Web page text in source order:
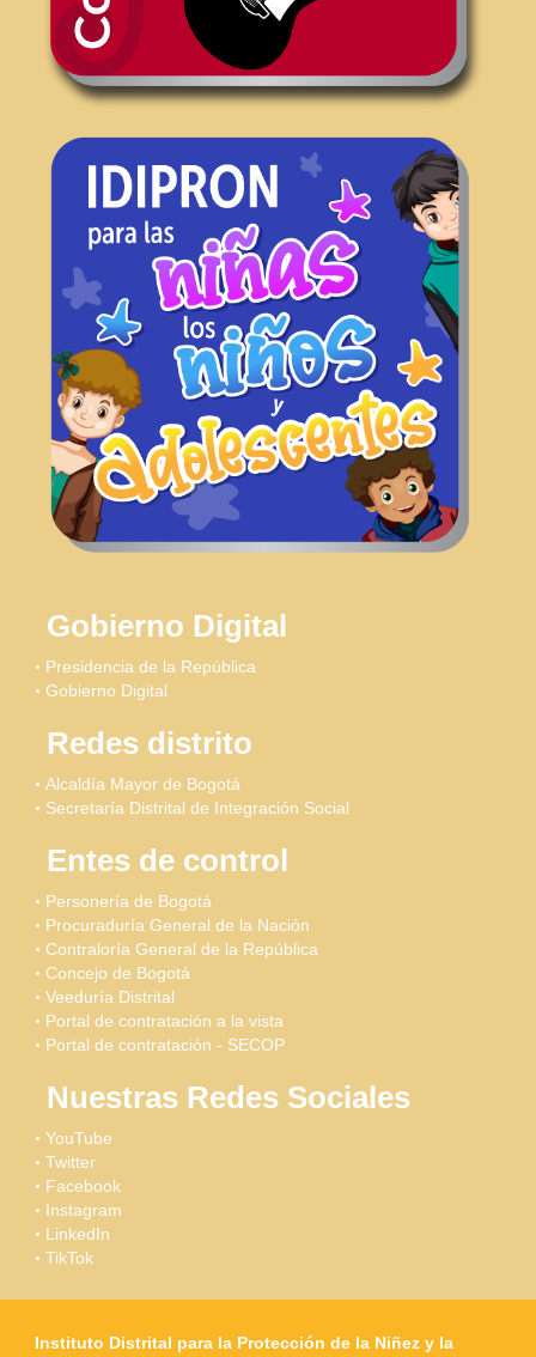
Gobierno Digital
Presidencia de la República
Gobierno Digital
Redes distrito
Alcaldía Mayor de Bogotá
Secretaría Distrital de Integración Social
Entes de control
Personería de Bogotá
Procuraduría General de la Nación
Contraloría General de la República
Concejo de Bogotá
Veeduría Distrital
Portal de contratación a la vista
Portal de contratación - SECOP
Nuestras Redes Sociales
YouTube
Twitter
Facebook
Instagram
LinkedIn
TikTok
Instituto Distrital para la Protección de la Niñez y la